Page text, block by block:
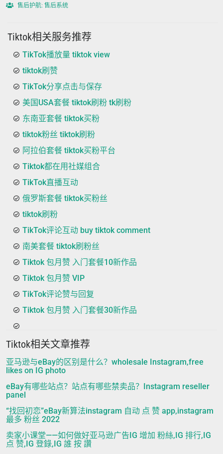
售后护航: 售后系统
Tiktok相关服务推荐
TikTok播放量 tiktok view
tiktok刷赞
TikTok分享点击与保存
美国USA套餐 tiktok刷粉 tk刷粉
东南亚套餐 tiktok买粉
tiktok粉丝 tiktok刷粉
阿拉伯套餐 tiktok买粉平台
Tiktok都在用社媒组合
TikTok直播互动
俄罗斯套餐 tiktok买粉丝
tiktok刷粉
TikTok评论互动 buy tiktok comment
南美套餐 tiktok刷粉丝
Tiktok 包月赞 入门套餐10新作品
Tiktok 包月赞 VIP
TikTok评论赞与回复
Tiktok 包月赞 入门套餐30新作品
Tiktok相关文章推荐
亚马逊与eBay的区别是什么？wholesale Instagram,free
likes on IG photo
eBay有哪些站点？站点有哪些禁卖品？Instagram reseller
panel
“找回初恋”eBay新算法instagram 自动 点 赞 app,instagram
最多 粉丝 2022
卖家小课堂——如何做好亚马逊广告IG 增加 粉絲,IG 排行,IG
点 赞,IG 登錄,IG 誰 按 讚